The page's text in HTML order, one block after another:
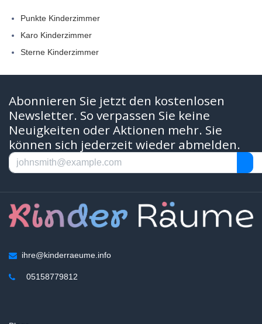
Punkte Kinderzimmer
Karo Kinderzimmer
Sterne Kinderzimmer
Abonnieren Sie jetzt den kostenlosen
Newsletter. So verpassen Sie keine
Neuigkeiten oder Aktionen mehr. Sie
können sich jederzeit wieder abmelden.
ihre@kinderraeume.info
05158779812